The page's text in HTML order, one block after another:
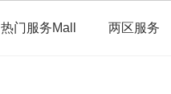
热门服务Mall 两区服务